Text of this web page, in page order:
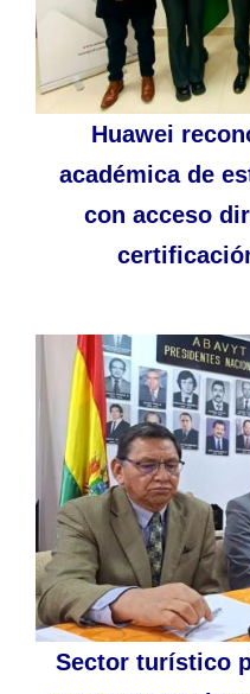
Huawei
académica de
con acceso
Sector turístico